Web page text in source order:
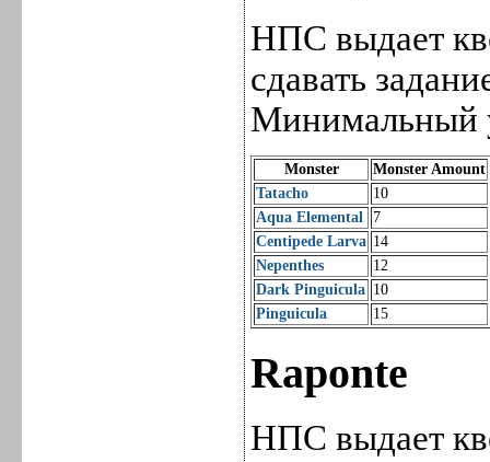
НПС выдает
сдавать
Минимальный
Monster
Monster Amount
Tatacho
10
Aqua Elemental
7
Centipede Larva 14
Nepenthes
12
Dark Pinguicula 10
Pinguicula
15
Raponte
НПС выдает